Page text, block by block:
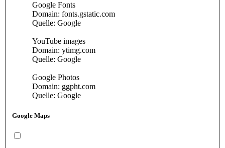
Google Fonts
Domain: fonts.gstatic.com
Quelle: Google
YouTube images
Domain: ytimg.com
Quelle: Google
Google Photos
Domain: ggpht.com
Quelle: Google
Google Maps